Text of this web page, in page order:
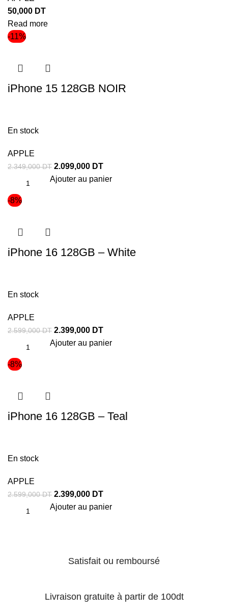
50,000 DT
Read more
-11%
iPhone 15 128GB NOIR
En stock
APPLE
2.349,000DT 2.099,000 DT
Ajouter au panier
-8%
iPhone 16 128GB – White
En stock
APPLE
2.599,000DT 2.399,000 DT
Ajouter au panier
-8%
iPhone 16 128GB – Teal
En stock
APPLE
2.599,000DT 2.399,000 DT
Ajouter au panier
Satisfait ou remboursé
Livraison gratuite à partir de 100dt